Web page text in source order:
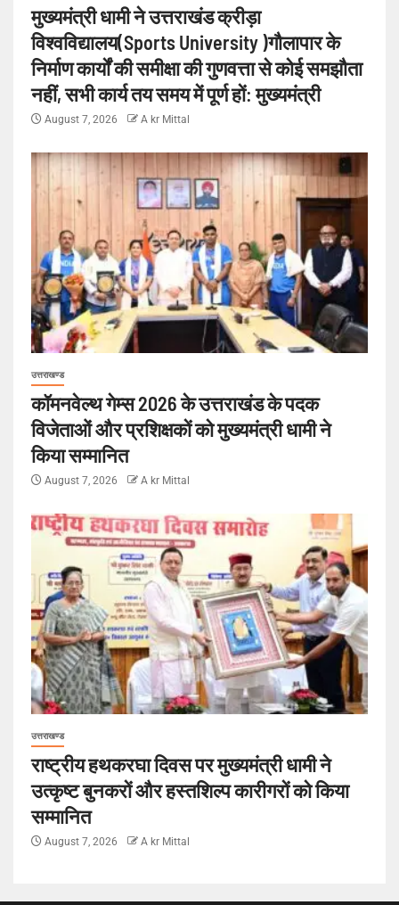
मुख्यमंत्री धामी ने उत्तराखंड क्रीड़ा
विश्वविद्यालय(Sports University )गौलापार के
निर्माण कार्यों की समीक्षा की गुणवत्ता से कोई समझौता
नहीं, सभी कार्य तय समय में पूर्ण हों: मुख्यमंत्री
August 7, 2026 A kr Mittal
उत्तराखण्ड
कॉमनवेल्थ गेम्स 2026 के उत्तराखंड के पदक
विजेताओं और प्रशिक्षकों को मुख्यमंत्री धामी ने
किया सम्मानित
August 7, 2026 A kr Mittal
उत्तराखण्ड
राष्ट्रीय हथकरघा दिवस पर मुख्यमंत्री धामी ने
उत्कृष्ट बुनकरों और हस्तशिल्प कारीगरों को किया
सम्मानित
August 7, 2026 A kr Mittal